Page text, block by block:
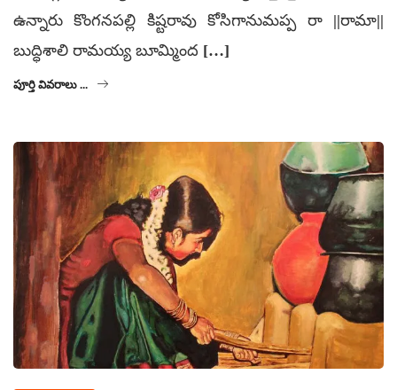
ఉన్నారు కొంగనపల్లి కిష్టరావు కోసిగానుమప్ప రా ||రామా||
బుద్ధిశాలి రామయ్య బూమ్మింద […]
పూర్తి వివరాలు ...